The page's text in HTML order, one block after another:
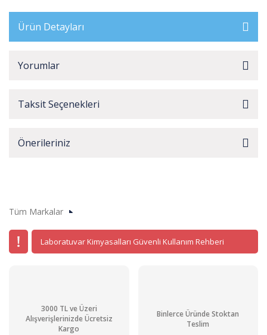
Ürün Detayları
Yorumlar
Taksit Seçenekleri
Önerileriniz
Tüm Markalar
Laboratuvar Kimyasalları Güvenli Kullanım Rehberi
3000 TL ve Üzeri
Alışverişlerinizde Ücretsiz
Kargo
Binlerce Üründe Stoktan
Teslim